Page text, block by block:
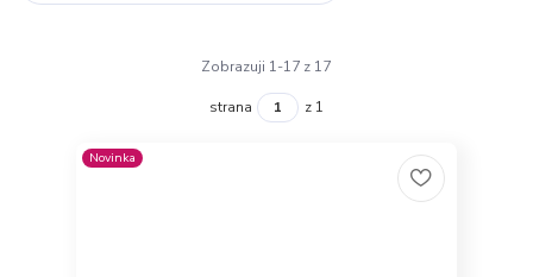
Zobrazuji 1-17 z 17
strana z 1
Novinka